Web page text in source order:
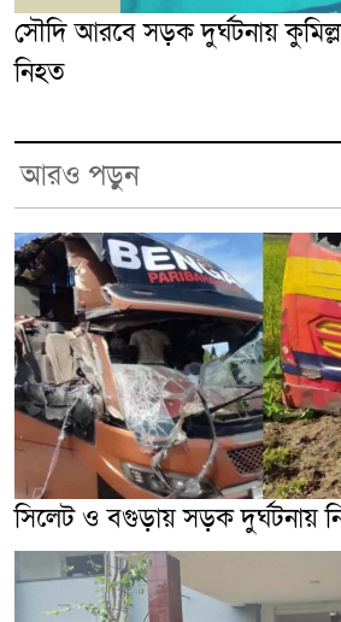
সৌদি আরবে সড়ক দুর্ঘটনায়
নিহত
আরও পড়ুন
সিলেট ও বগুড়ায় সড়ক দুর্ঘটনায়